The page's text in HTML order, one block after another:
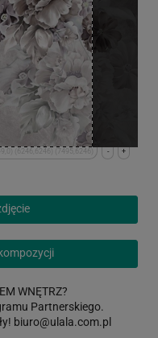
+
-
(6246,6246) (7495,6246)
WNĘTRZ?
Partnerskiego.
biuro@ulala.com.pl